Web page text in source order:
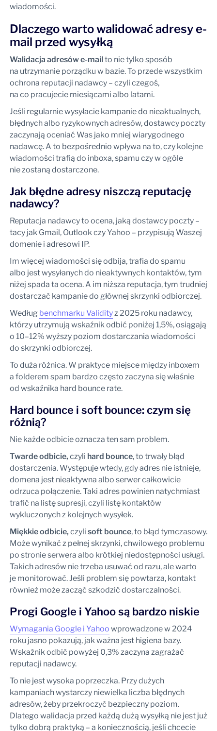
wiadomości.
Dlaczego warto walidować adresy e-
mail przed wysyłką
Walidacja adresów e-mail to nie tylko sposób
na utrzymanie porządku w bazie. To przede wszystkim
ochrona reputacji nadawcy – czyli czegoś,
na co pracujecie miesiącami albo latami.
Jeśli regularnie wysyłacie kampanie do nieaktualnych,
błędnych albo ryzykownych adresów, dostawcy poczty
zaczynają oceniać Was jako mniej wiarygodnego
nadawcę. A to bezpośrednio wpływa na to, czy kolejne
wiadomości trafią do inboxa, spamu czy w ogóle
nie zostaną dostarczone.
Jak błędne adresy niszczą reputację
nadawcy?
Reputacja nadawcy to ocena, jaką dostawcy poczty –
tacy jak Gmail, Outlook czy Yahoo – przypisują Waszej
domenie i adresowi IP.
Im więcej wiadomości się odbija, trafia do spamu
albo jest wysyłanych do nieaktywnych kontaktów, tym
niżej spada ta ocena. A im niższa reputacja, tym trudniej
dostarczać kampanie do głównej skrzynki odbiorczej.
Według benchmarku Validityz 2025 roku nadawcy,
którzy utrzymują wskaźnik odbić poniżej 1,5%, osiągają
o 10–12% wyższy poziom dostarczania wiadomości
do skrzynki odbiorczej.
To duża różnica. W praktyce miejsce między inboxem
a folderem spam bardzo często zaczyna się właśnie
od wskaźnika hard bounce rate.
Hard bounce i soft bounce: czym się
różnią?
Nie każde odbicie oznacza ten sam problem.
Twarde odbicie, czyli hard bounce, to trwały błąd
dostarczenia. Występuje wtedy, gdy adres nie istnieje,
domena jest nieaktywna albo serwer całkowicie
odrzuca połączenie. Taki adres powinien natychmiast
trafić na listę supresji, czyli listę kontaktów
wykluczonych z kolejnych wysyłek.
Miękkie odbicie, czyli soft bounce, to błąd tymczasowy.
Może wynikać z pełnej skrzynki, chwilowego problemu
po stronie serwera albo krótkiej niedostępności usługi.
Takich adresów nie trzeba usuwać od razu, ale warto
je monitorować. Jeśli problem się powtarza, kontakt
również może zacząć szkodzić dostarczalności.
Progi Google i Yahoo są bardzo niskie
Wymagania Google i Yahoo wprowadzone w 2024
roku jasno pokazują, jak ważna jest higiena bazy.
Wskaźnik odbić powyżej 0,3% zaczyna zagrażać
reputacji nadawcy.
To nie jest wysoka poprzeczka. Przy dużych
kampaniach wystarczy niewielka liczba błędnych
adresów, żeby przekroczyć bezpieczny poziom.
Dlatego walidacja przed każdą dużą wysyłką nie jest już
tylko dobrą praktyką – a koniecznością, jeśli chcecie